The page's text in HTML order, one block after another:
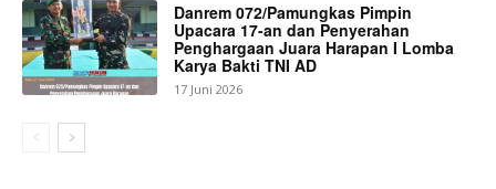
Danrem 072/Pamungkas Pimpin
Upacara 17-an dan Penyerahan
Penghargaan Juara Harapan I Lomba
Karya Bakti TNI AD
17 Juni 2026